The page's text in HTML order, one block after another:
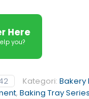
Here
you?
Kategori: Bakery
, Baking Tray Series